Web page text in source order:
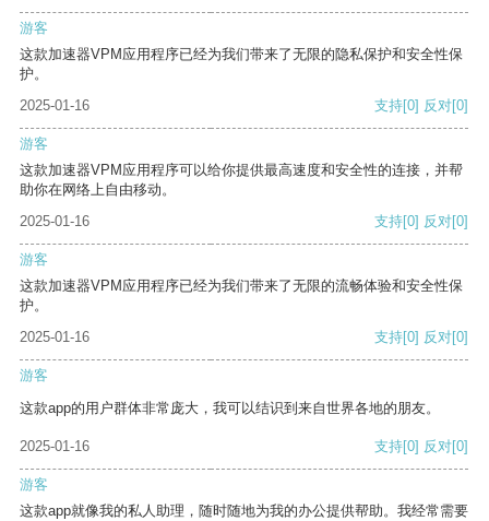
游客
这款加速器VPM应用程序已经为我们带来了无限的隐私保护和安全性保
护。
2025-01-16
支持[0] 反对[0]
游客
这款加速器VPM应用程序可以给你提供最高速度和安全性的连接，并帮
助你在网络上自由移动。
2025-01-16
支持[0] 反对[0]
游客
这款加速器VPM应用程序已经为我们带来了无限的流畅体验和安全性保
护。
2025-01-16
支持[0] 反对[0]
游客
这款app的用户群体非常庞大，我可以结识到来自世界各地的朋友。
2025-01-16 支持[0] 反对[0]
游客
这款app就像我的私人助理，随时随地为我的办公提供帮助。我经常需要